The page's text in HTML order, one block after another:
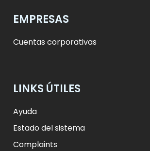
EMPRESAS
Cuentas corporativas
LINKS ÚTILES
Ayuda
Estado del sistema
Complaints